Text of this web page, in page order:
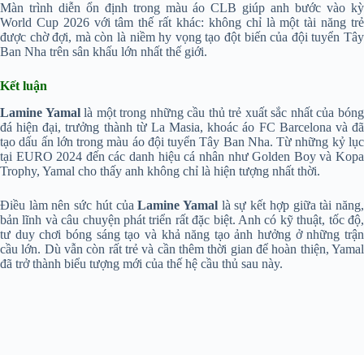
Màn trình diễn ổn định trong màu áo CLB giúp anh bước vào kỳ
World Cup 2026 với tâm thế rất khác: không chỉ là một tài năng trẻ
được chờ đợi, mà còn là niềm hy vọng tạo đột biến của đội tuyển Tây
Ban Nha trên sân khấu lớn nhất thế giới.
Kết luận
Lamine Yamallà một trong những cầu thủ trẻ xuất sắc nhất của bóng
đá hiện đại, trưởng thành từ La Masia, khoác áo FC Barcelona và đã
tạo dấu ấn lớn trong màu áo đội tuyển Tây Ban Nha. Từ những kỷ lục
tại EURO 2024 đến các danh hiệu cá nhân như Golden Boy và Kopa
Trophy, Yamal cho thấy anh không chỉ là hiện tượng nhất thời.
Điều làm nên sức hút củaLamine Yamal là sự kết hợp giữa tài năng,
bản lĩnh và câu chuyện phát triển rất đặc biệt. Anh có kỹ thuật, tốc độ,
tư duy chơi bóng sáng tạo và khả năng tạo ảnh hưởng ở những trận
cầu lớn. Dù vẫn còn rất trẻ và cần thêm thời gian để hoàn thiện, Yamal
đã trở thành biểu tượng mới của thế hệ cầu thủ sau này.